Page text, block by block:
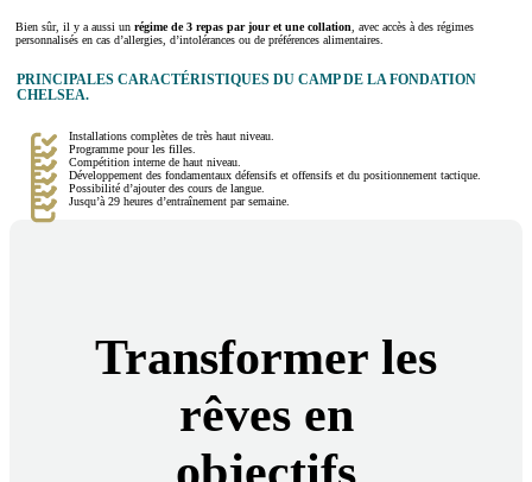
Bien sûr, il y a aussi un régime de 3 repas par jour et une collation , avec accès à des régimes
personnalisés en cas d’allergies, d’intolérances ou de préférences alimentaires.
PRINCIPALES CARACTÉRISTIQUES DU CAMP DE LA FONDATION
CHELSEA.
Installations complètes de très haut niveau.
Programme pour les filles.
Compétition interne de haut niveau.
Développement des fondamentaux défensifs et offensifs et du positionnement tactique.
Possibilité d’ajouter des cours de langue.
Jusqu’à 29 heures d’entraînement par semaine.
Transformer les
rêves en